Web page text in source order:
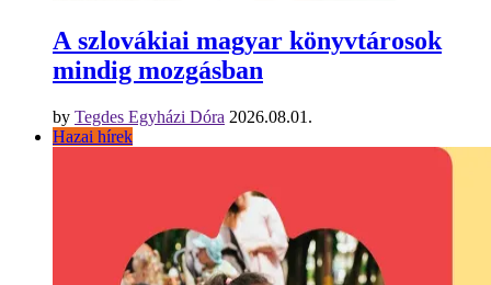
A szlovákiai magyar könyvtárosok
mindig mozgásban
by Tegdes Egyházi Dóra 2026.08.01.
Hazai hírek